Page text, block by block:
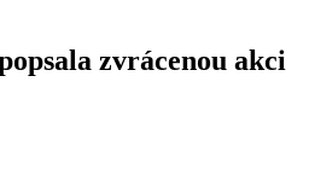
zvrácenou akci